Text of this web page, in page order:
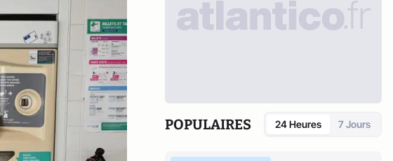
POPULAIRES 24 Heures 7 Jours